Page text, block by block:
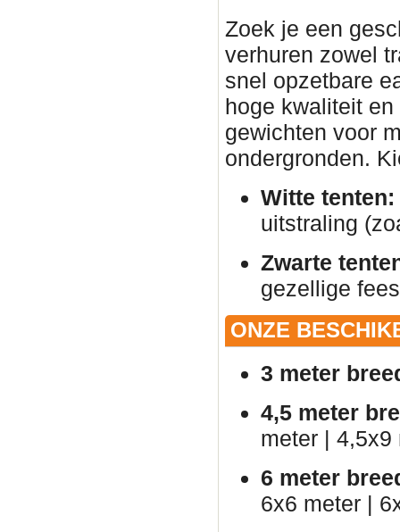
Zoek je een
verhuren zowel
snel opzetbare
hoge kwaliteit
gewichten voor
ondergronden.
Witte tenten:
uitstraling
Zwarte
gezellige
ONZE
3 meter
4,5 meter
meter | 4,5x9
6 meter
6x6 meter |